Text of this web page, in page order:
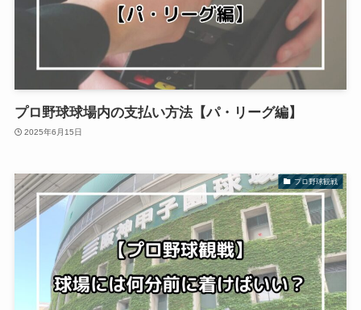
プロ野球球場内の支払い方法【パ・リーグ編】
2025年6月15日
プロ野球観戦